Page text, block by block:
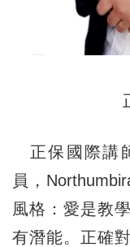
正
正保國際講
員，
風格：愛是教
有潛能。正確